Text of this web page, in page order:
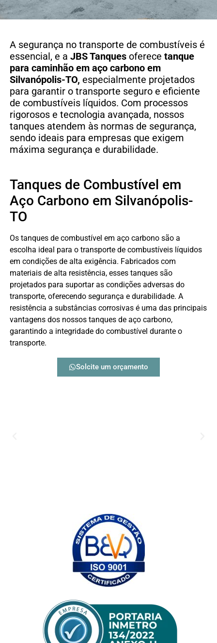
A segurança no transporte de combustíveis é
essencial, e a JBS Tanques oferece tanque
para caminhão em aço carbono em
Silvanópolis-TO, especialmente projetados
para garantir o transporte seguro e eficiente
de combustíveis líquidos. Com processos
rigorosos e tecnologia avançada, nossos
tanques atendem às normas de segurança,
sendo ideais para empresas que exigem
máxima segurança e durabilidade.
Tanques de Combustível em
Aço Carbono em Silvanópolis-
TO
Os tanques de combustível em aço carbono são a
escolha ideal para o transporte de combustíveis líquidos
em condições de alta exigência. Fabricados com
materiais de alta resistência, esses tanques são
projetados para suportar as condições adversas do
transporte, oferecendo segurança e durabilidade. A
resistência a substâncias corrosivas é uma das principais
vantagens dos nossos tanques de aço carbono,
garantindo a integridade do combustível durante o
transporte.
Solcite um orçamento